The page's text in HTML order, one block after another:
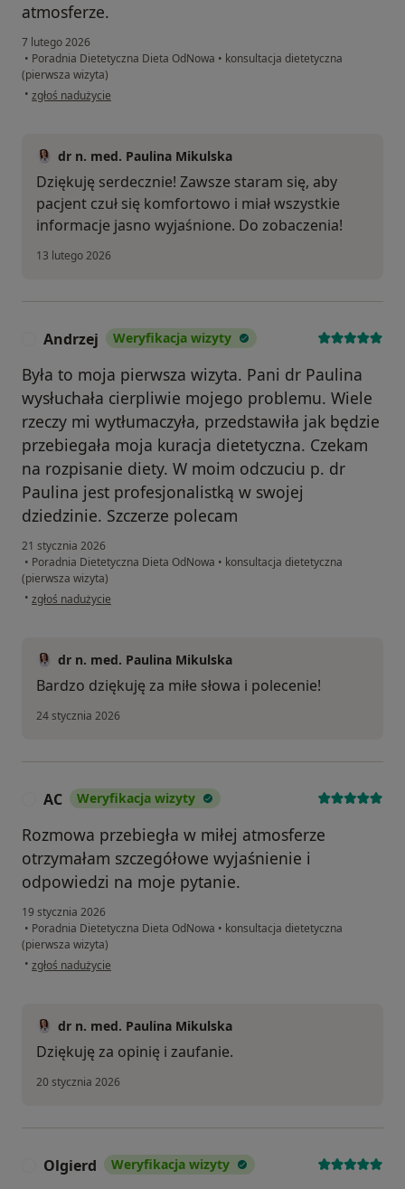
atmosferze.
7 lutego 2026
• Poradnia Dietetyczna Dieta OdNowa • konsultacja dietetyczna
(pierwsza wizyta)
• w opinii użytkownika Maja
zgłoś nadużycie
dr n. med. Paulina Mikulska
Dziękuję serdecznie! Zawsze staram się, aby
pacjent czuł się komfortowo i miał wszystkie
informacje jasno wyjaśnione. Do zobaczenia!
13 lutego 2026
Andrzej Weryfikacja wizyty
Była to moja pierwsza wizyta. Pani dr Paulina
wysłuchała cierpliwie mojego problemu. Wiele
rzeczy mi wytłumaczyła, przedstawiła jak będzie
przebiegała moja kuracja dietetyczna. Czekam
na rozpisanie diety. W moim odczuciu p. dr
Paulina jest profesjonalistką w swojej
dziedzinie. Szczerze polecam
21 stycznia 2026
• Poradnia Dietetyczna Dieta OdNowa • konsultacja dietetyczna
(pierwsza wizyta)
• w opinii użytkownika Andrzej
zgłoś nadużycie
dr n. med. Paulina Mikulska
Bardzo dziękuję za miłe słowa i polecenie!
24 stycznia 2026
AC Weryfikacja wizyty
Rozmowa przebiegła w miłej atmosferze
otrzymałam szczegółowe wyjaśnienie i
odpowiedzi na moje pytanie.
19 stycznia 2026
• Poradnia Dietetyczna Dieta OdNowa • konsultacja dietetyczna
(pierwsza wizyta)
• w opinii użytkownika AC
zgłoś nadużycie
dr n. med. Paulina Mikulska
Dziękuję za opinię i zaufanie.
20 stycznia 2026
Olgierd Weryfikacja wizyty